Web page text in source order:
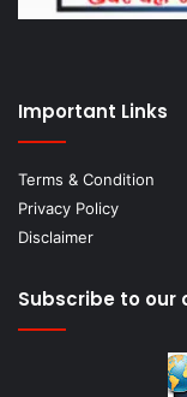
Important Links
Terms & Condition
Privacy Policy
Disclaimer
Subscribe to our